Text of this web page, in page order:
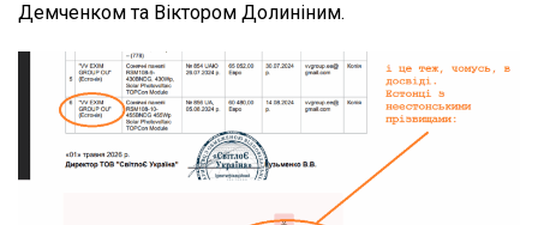
Демченком та Віктором Долиніним.